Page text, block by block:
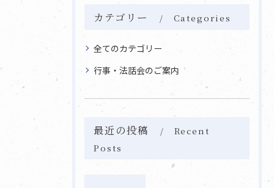
カテゴリー Categories
全てのカテゴリー
行事・法話会のご案内
最近の投稿
Recent
Posts